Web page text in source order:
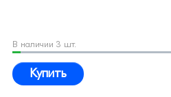
В наличии 3 шт.
Купить